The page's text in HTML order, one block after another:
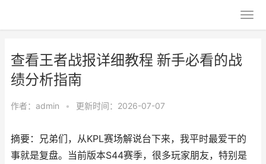
查看王者战报详细教程 新手必看的战
绩分析指南
作者： admin • 更新时间：2026-07-07
摘要：兄弟们，从KPL赛场解说台下来，我平时最爱干的
事就是复盘。当前版本S44赛季，很多玩家朋友，特别是